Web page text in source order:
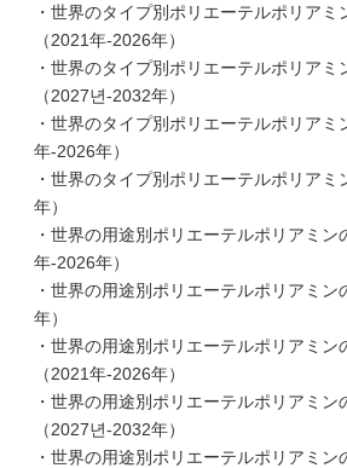
・世界のタイプ別ポリエーテルポリアミ
（2021年-2026年）
・世界のタイプ別ポリエーテルポリアミ
（2027년-2032年）
・世界のタイプ別ポリエーテルポリアミ
年-2026年）
・世界のタイプ別ポリエーテルポリア
年）
・世界の用途別ポリエーテルポリアミン
年-2026年）
・世界の用途別ポリエーテルポリアミ
年）
・世界の用途別ポリエーテルポリアミン
（2021年-2026年）
・世界の用途別ポリエーテルポリアミン
（2027년-2032年）
・世界の用途別ポリエーテルポリアミ